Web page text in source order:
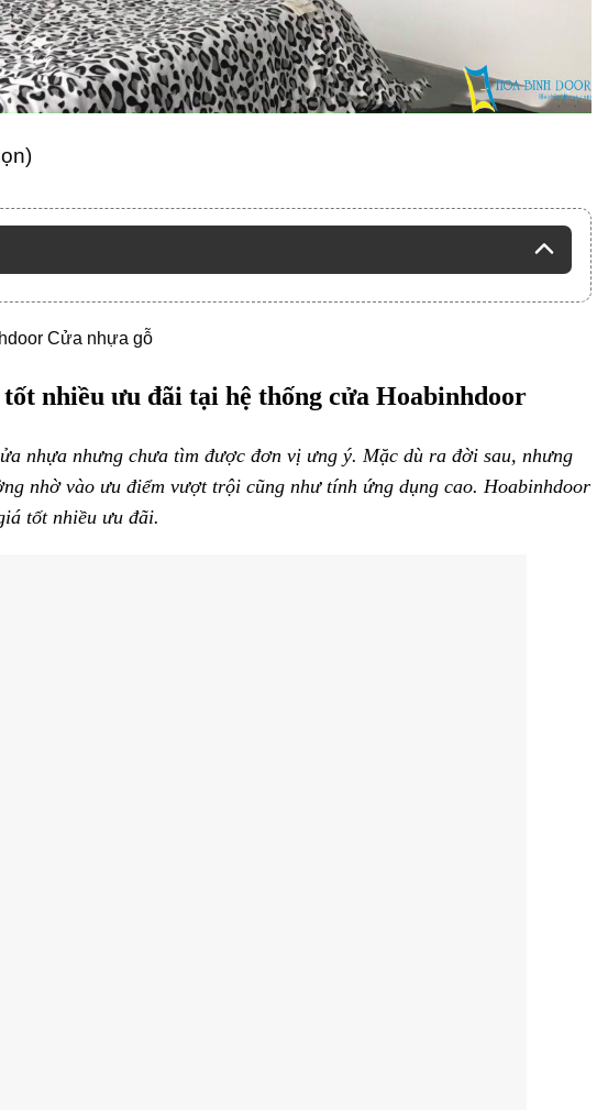
Cửa nhựa gỗ
nhiều ưu đãi tại hệ thống cửa Hoabinhdoor
nhựa nhưng chưa tìm được đơn vị ưng ý. Mặc dù ra đời sau, nhưng
nhờ vào ưu điểm vượt trội cũng như tính ứng dụng cao. Hoabinhdoor
tốt nhiều ưu đãi.